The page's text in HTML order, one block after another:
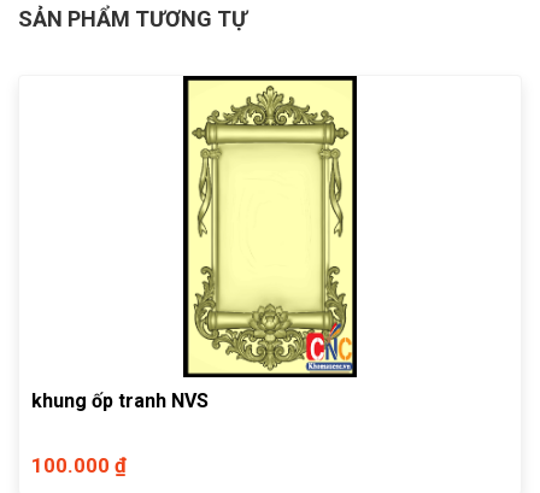
SẢN PHẨM TƯƠNG TỰ
khung ốp tranh NVS
100.000 ₫